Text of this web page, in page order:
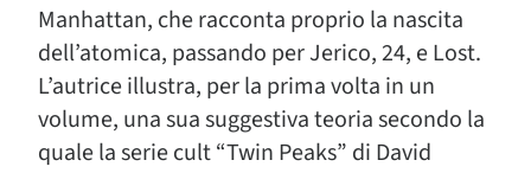
Manhattan, che racconta proprio la nascita
dell’atomica, passando per Jerico, 24, e Lost.
L’autrice illustra, per la prima volta in un
volume, una sua suggestiva teoria secondo la
quale la serie cult “Twin Peaks” di David